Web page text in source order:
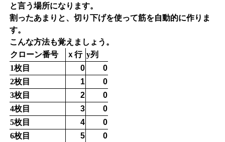
と言う場所になります。
割ったあまりと、切り下げを使って筋を自動的に作りま
す。
こんな方法も覚えましょう。
クローン番号
ｘ行 y列
1枚目
0
0
2枚目
1
0
3枚目
2
0
4枚目
3
0
5枚目
4
0
6枚目
5
0